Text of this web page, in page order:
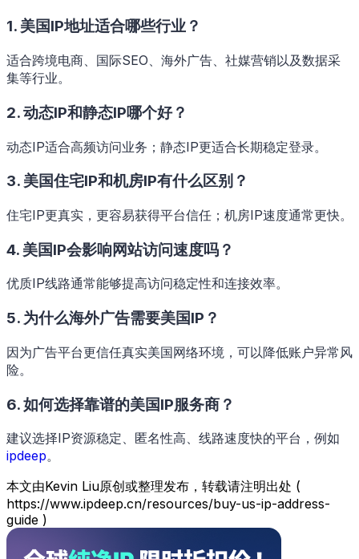
1. 美国IP地址适合哪些行业？
适合跨境电商、国际SEO、海外广告、社媒营销以及数据采
集等行业。
2. 动态IP和静态IP哪个好？
动态IP适合高频访问业务；静态IP更适合长期稳定登录。
3. 美国住宅IP和机房IP有什么区别？
住宅IP更真实，更容易获得平台信任；机房IP速度通常更快。
4. 美国IP会影响网站访问速度吗？
优质IP线路通常能够提高访问稳定性和连接效率。
5. 为什么海外广告需要美国IP？
因为广告平台更信任真实美国网络环境，可以降低账户异常风
险。
6. 如何选择靠谱的美国IP服务商？
建议选择IP资源稳定、匿名性高、线路速度快的平台，例如
ipdeep。
本文由Kevin Liu原创或整理发布，转载请注明出处 (
https://www.ipdeep.cn/resources/buy-us-ip-address-
guide )